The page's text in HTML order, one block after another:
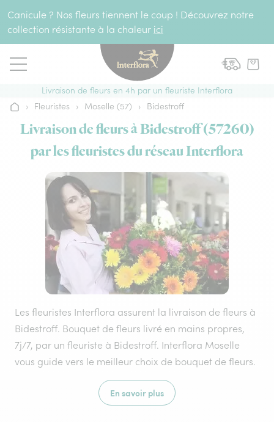
Canicule ? Nos fleurs tiennent le coup ! Découvrez notre
collection résistante à la chaleur ici
Livraison de fleurs en 4h par un fleuriste Interflora
Accueil
› Fleuristes › Moselle (57) › Bidestroff
Livraison de fleurs à Bidestroff (57260)
par les fleuristes du réseau Interflora
Les fleuristes Interflora assurent la livraison de fleurs à
Bidestroff. Bouquet de fleurs livré en mains propres,
7j/7, par un fleuriste à Bidestroff. Interflora Moselle
vous guide vers le meilleur choix de bouquet de fleurs.
En savoir plus